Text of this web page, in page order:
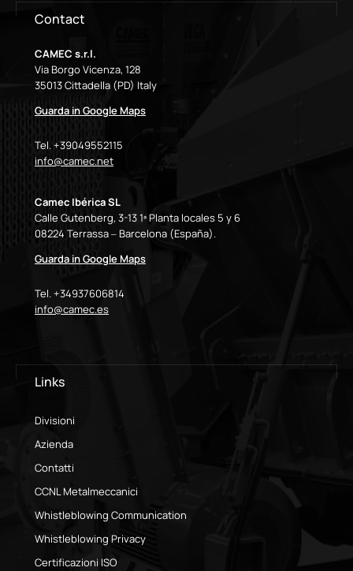
Contact
CAMEC s.r.l.
Via Borgo Vicenza, 128
35013 Cittadella (PD) Italy
Guarda in Google Maps
Tel. +39049552115
info@camec.net
Camec Ibérica SL
Calle Gutenberg, 3-13 1ª Planta locales 5 y 6
08224 Terrassa – Barcelona (España).
Guarda in Google Maps
Tel. +34937606814
info@camec.es
Links
Divisioni
Azienda
Contatti
CCNL Metalmeccanici
Whistleblowing Communication
Whistleblowing Privacy
Certificazioni ISO